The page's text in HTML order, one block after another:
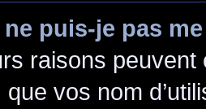
puis-je pas
raisons
que vos nom